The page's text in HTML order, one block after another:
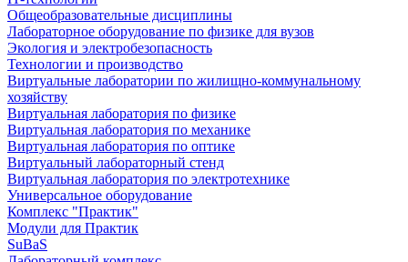
Общеобразовательные дисциплины
Лабораторное оборудование по физике для вузов
Экология и электробезопасность
Технологии и производство
Виртуальные лаборатории по жилищно-коммунальному
хозяйству
Виртуальная лаборатория по физике
Виртуальная лаборатория по механике
Виртуальная лаборатория по оптике
Виртуальный лабораторный стенд
Виртуальная лаборатория по электротехнике
Универсальное оборудование
Комплекс "Практик"
Модули для Практик
SuBaS